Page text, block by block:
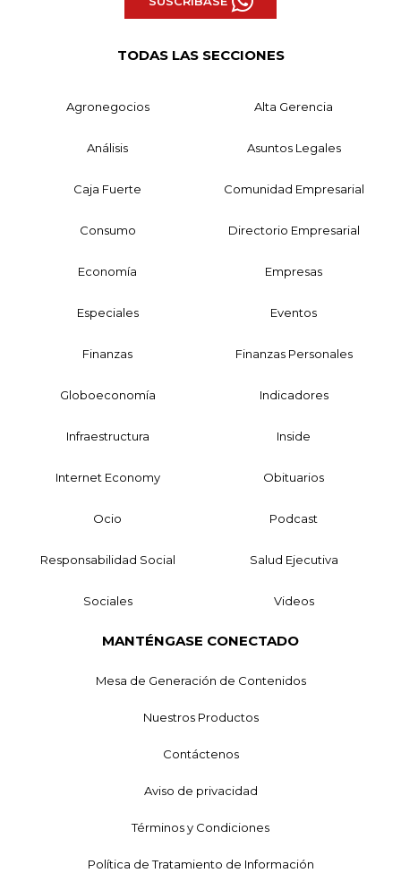
TODAS LAS SECCIONES
Agronegocios Alta Gerencia
Análisis Asuntos Legales
Caja Fuerte Comunidad Empresarial
Consumo Directorio Empresarial
Economía Empresas
Especiales Eventos
Finanzas Finanzas Personales
Globoeconomía Indicadores
Infraestructura Inside
Internet Economy Obituarios
Ocio Podcast
Responsabilidad Social Salud Ejecutiva
Sociales Videos
MANTÉNGASE CONECTADO
Mesa de Generación de Contenidos
Nuestros Productos
Contáctenos
Aviso de privacidad
Términos y Condiciones
Política de Tratamiento de Información